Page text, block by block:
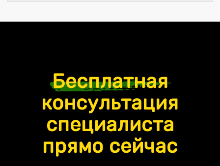
Бесплатная
консультация
специалиста
прямо сейчас